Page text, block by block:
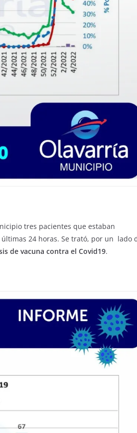
tres pacientes que estaban
24 horas. Se trató, por un lado
de vacuna contra el Covid19.